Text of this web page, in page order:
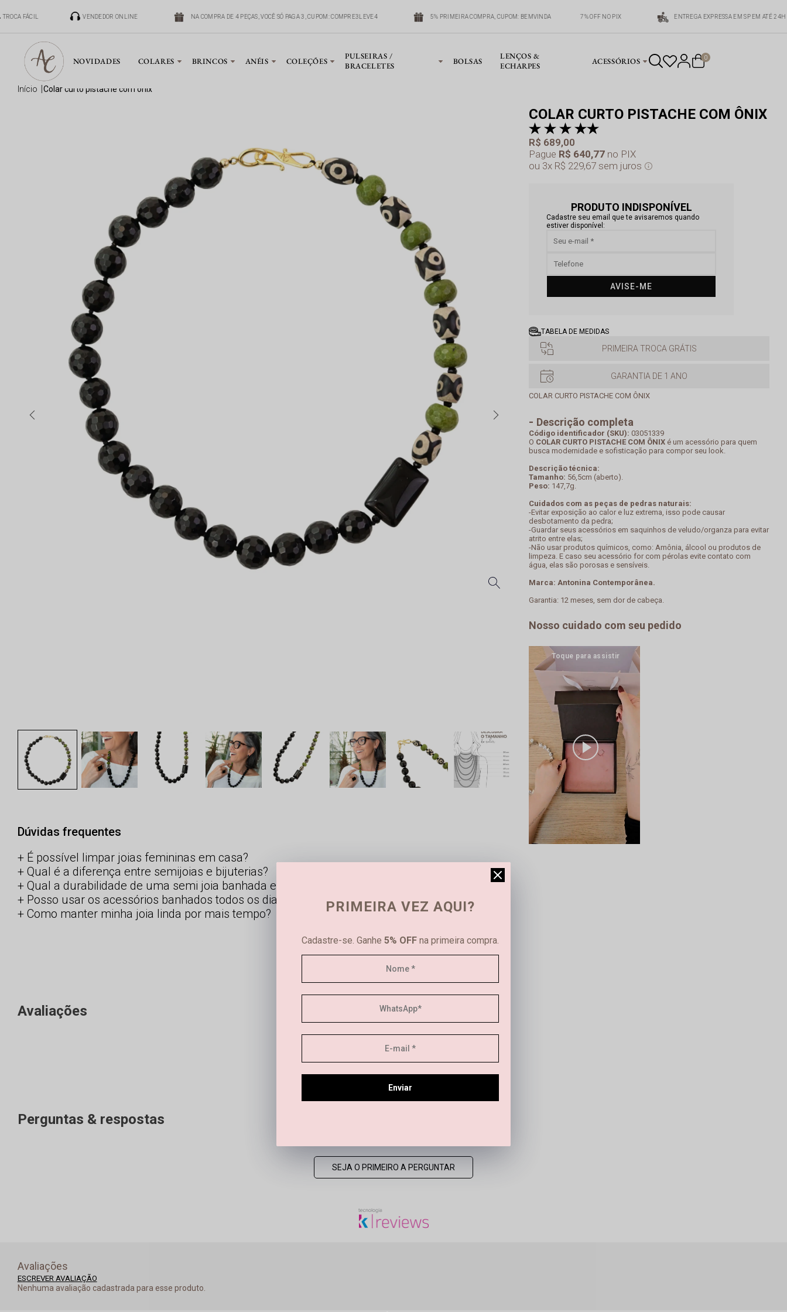
FÁCIL VENDEDOR ONLINE NA COMPRA DE 4 PEÇAS, VOCÊ SÓ PAGA 3, CUPOM: COMPRE3LEVE4 5% PRIMEIRA COMPRA, CUPOM: BEMVINDA 7% OFF NO PIX ENTREGA EXPRESSA EM SP EM ATÉ 24H
NOVIDADES COLARES BRINCOS ANÉIS COLEÇÕES
PULSEIRAS /
BRACELETES
BOLSAS
LENÇOS &
ECHARPES
ACESSÓRIOS 0
início colar curto pistache com ônix
Dúvidas frequentes
É possível limpar joias femininas em casa?
Qual é a diferença entre semijoias e bijuterias?
Qual a durabilidade de uma semi joia banhada em ouro e prata?
Posso usar os acessórios banhados todos os dias?
Como manter minha joia linda por mais tempo?
COLAR CURTO PISTACHE COM ÔNIX
Pague R$ 640,77 no PIX
R$ 689,00
3x R$ 229,67 sem juros
PRODUTO INDISPONÍVEL
Cadastre seu email que te avisaremos quando
estiver disponível:
AVISE-ME
TABELA DE MEDIDAS
PRIMEIRA TROCA GRÁTIS
GARANTIA DE 1 ANO
COLAR CURTO PISTACHE COM ÔNIX
Descrição completa
Código identificador (SKU): 03051339
O COLAR CURTO PISTACHE COM ÔNIX é um acessório para quem
busca modernidade e sofisticação para compor seu look.
Descrição técnica:
Tamanho: 56,5cm (aberto).
Peso: 147,7g.
Cuidados com as peças de pedras naturais:
-Evitar exposição ao calor e luz extrema, isso pode causar
desbotamento da pedra;
-Guardar seus acessórios em saquinhos de veludo/organza para evitar
atrito entre elas;
-Não usar produtos químicos, como: Amônia, álcool ou produtos de
limpeza. E caso seu acessório for com pérolas evite contato com
água, elas são porosas e sensíveis.
Marca: Antonina Contemporânea.
Garantia: 12 meses, sem dor de cabeça.
Nosso cuidado com seu pedido
Avaliações
Este produto ainda não tem avaliações
Perguntas & respostas
SEJA O PRIMEIRO A PERGUNTAR
Avaliações
ESCREVER AVALIAÇÃO
Nenhuma avaliação cadastrada para esse produto.
PRIMEIRA VEZ AQUI?
Cadastre-se. Ganhe 5% OFF na primeira compra.
Enviar